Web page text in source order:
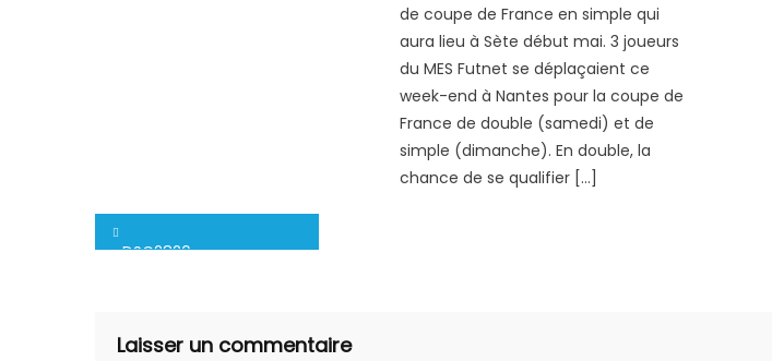
de coupe de France en simple qui
aura lieu à Sète début mai. 3 joueurs
du MES Futnet se déplaçaient ce
week-end à Nantes pour la coupe de
France de double (samedi) et de
simple (dimanche). En double, la
chance de se qualifier […]
Navigation
_DSC2820
Laisser un commentaire